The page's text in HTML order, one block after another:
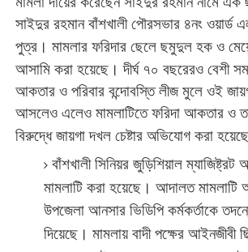
সাইদুর রহমান বাঁশখালী পৌরসভার ৪নং ওয়ার্ড
পুত্র। মামলার ফরিদার ছেলে ছমুদুল হক ও
আসামি করা হয়েছে। দীর্ঘ ৭০ বছরেরও বেশী
আকতার ও পরিবার বন্দোবস্তি লীজ মুলে ওই
আসলেও এলেও মামলাটিতে ফরিদা আকতার ও
বিরুদ্ধে জায়গা দখল চেষ্টার অভিযোগ করা হয়েছে
বাঁশখালী সিনিয়র জুড়িশিয়াল ম্যাজিষ্ট্রট
মামলাটি করা হয়েছে। আদালত মামলাটি
উপজেলা আনসার ভিডিপি কর্মকর্তাকে
দিয়েছে। মামলায় বাদী পক্ষের আইনজীবী